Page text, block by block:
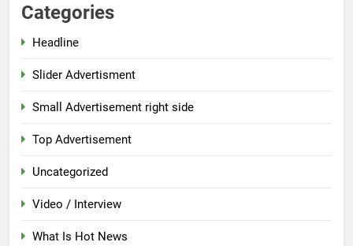
Categories
Headline
Slider Advertisment
Small Advertisement right side
Top Advertisement
Uncategorized
Video / Interview
What Is Hot News